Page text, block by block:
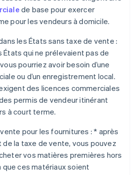
de base pour exercer
pour les vendeurs à domicile.
les États sans taxe de vente :
États qui ne prélevaient pas de
pourriez avoir besoin d’une
ou d’un enregistrement local.
des licences commerciales
permis de vendeur itinérant
à court terme.
pour les fournitures : * après
de la taxe de vente, vous pouvez
vos matières premières hors
que ces matériaux soient